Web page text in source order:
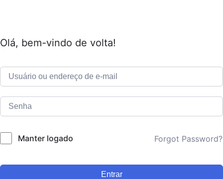
Olá, bem-vindo de volta!
Manter logado Forgot Password?
Entrar